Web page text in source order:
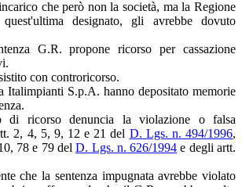
che però non la società, ma la Regione
designato, gli avrebbe dovuto
G.R. propone ricorso per cassazione
con controricorso.
Italimpianti S.p.A. hanno depositato memorie
ricorso denuncia la violazione o falsa
2, 4, 5, 9, 12 e 21 del D. Lgs. n. 494/1996,
78 e 79 delD. Lgs. n. 626/1994 e degli artt.
che la sentenza impugnata avrebbe violato